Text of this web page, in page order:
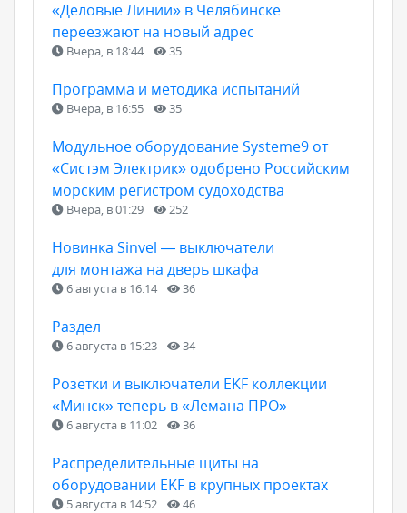
«Деловые Линии» в Челябинске
переезжают на новый адрес
Вчера, в 18:44 35
Программа и методика испытаний
Вчера, в 16:55 35
Модульное оборудование Systeme9 от
«Систэм Электрик» одобрено Российским
морским регистром судоходства
Вчера, в 01:29 252
Новинка Sinvel — выключатели
для монтажа на дверь шкафа
6 августа в 16:14 36
Раздел
6 августа в 15:23 34
Розетки и выключатели EKF коллекции
«Минск» теперь в «Лемана ПРО»
6 августа в 11:02 36
Распределительные щиты на
оборудовании EKF в крупных проектах
5 августа в 14:52 46